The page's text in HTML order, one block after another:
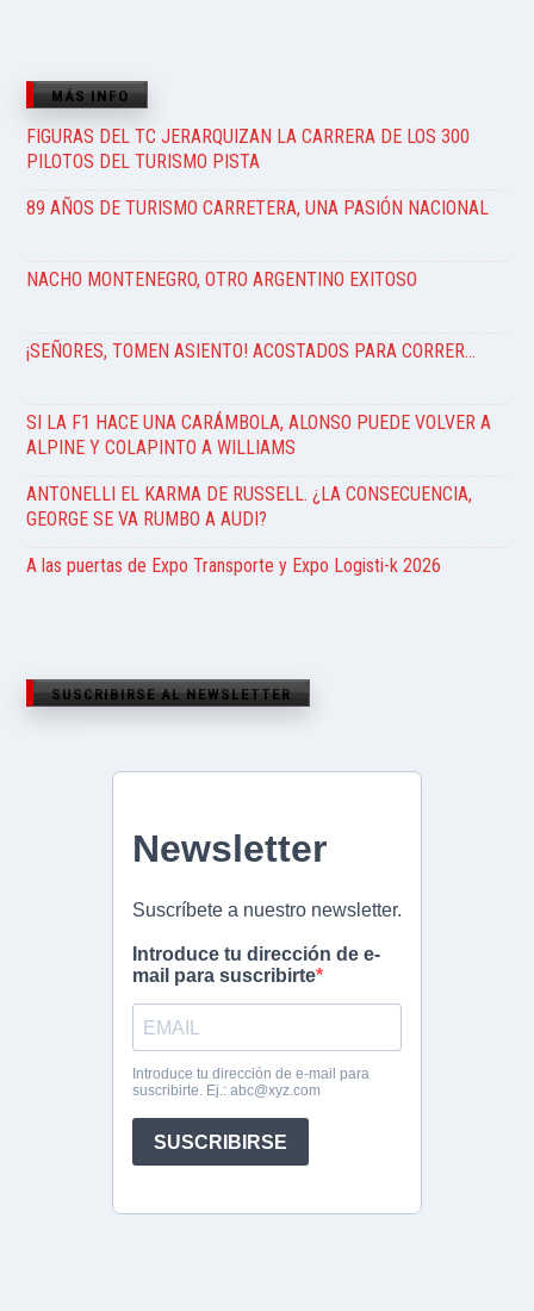
MÁS INFO
FIGURAS DEL TC JERARQUIZAN LA CARRERA DE LOS 300
PILOTOS DEL TURISMO PISTA
89 AÑOS DE TURISMO CARRETERA, UNA PASIÓN NACIONAL
NACHO MONTENEGRO, OTRO ARGENTINO EXITOSO
¡SEÑORES, TOMEN ASIENTO! ACOSTADOS PARA CORRER…
SI LA F1 HACE UNA CARÁMBOLA, ALONSO PUEDE VOLVER A
ALPINE Y COLAPINTO A WILLIAMS
ANTONELLI EL KARMA DE RUSSELL. ¿LA CONSECUENCIA,
GEORGE SE VA RUMBO A AUDI?
A las puertas de Expo Transporte y Expo Logisti-k 2026
SUSCRIBIRSE AL NEWSLETTER